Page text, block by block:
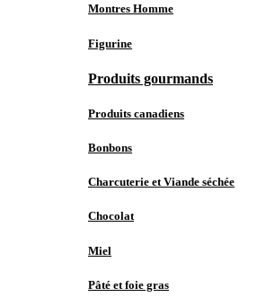
Montres Homme
Figurine
Produits gourmands
Produits canadiens
Bonbons
Charcuterie et Viande séchée
Chocolat
Miel
Pâté et foie gras